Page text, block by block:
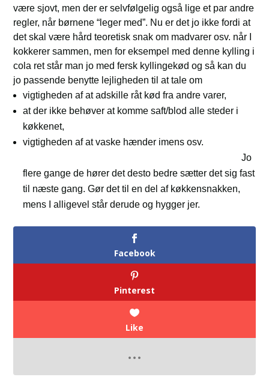
være sjovt, men der er selvfølgelig også lige et par andre
regler, når børnene “leger med”. Nu er det jo ikke fordi at
det skal være hård teoretisk snak om madvarer osv. når I
kokkerer sammen, men for eksempel med denne kylling i
cola ret står man jo med fersk kyllingekød og så kan du
jo passende benytte lejligheden til at tale om
vigtigheden af at adskille råt kød fra andre varer,
at der ikke behøver at komme saft/blod alle steder i
køkkenet,
vigtigheden af at vaske hænder imens osv.
Jo
flere gange de hører det desto bedre sætter det sig fast
til næste gang. Gør det til en del af køkkensnakken,
mens I alligevel står derude og hygger jer.
Facebook
Pinterest
Like